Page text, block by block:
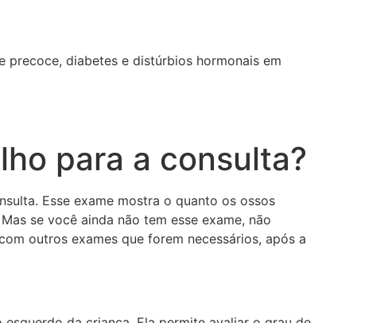
precoce, diabetes e distúrbios hormonais em
para a consulta?
Esse exame mostra o quanto os ossos
se você ainda não tem esse exame, não
outros exames que forem necessários, após a